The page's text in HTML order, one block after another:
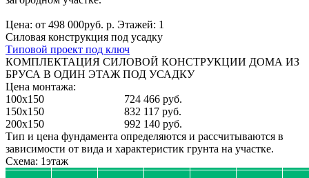
Цена: от 498 000руб. р. Этажей: 1
Силовая конструкция под усадку
Типовой проект под ключ
КОМПЛЕКТАЦИЯ СИЛОВОЙ КОНСТРУКЦИИ ДОМА ИЗ
БРУСА В ОДИН ЭТАЖ ПОД УСАДКУ
Цена монтажа:
100x150
724 466 руб.
150x150
832 117 руб.
200x150
992 140 руб.
Тип и цена фундамента определяются и рассчитываются в
зависимости от вида и характеристик грунта на участке.
Схема: 1этаж